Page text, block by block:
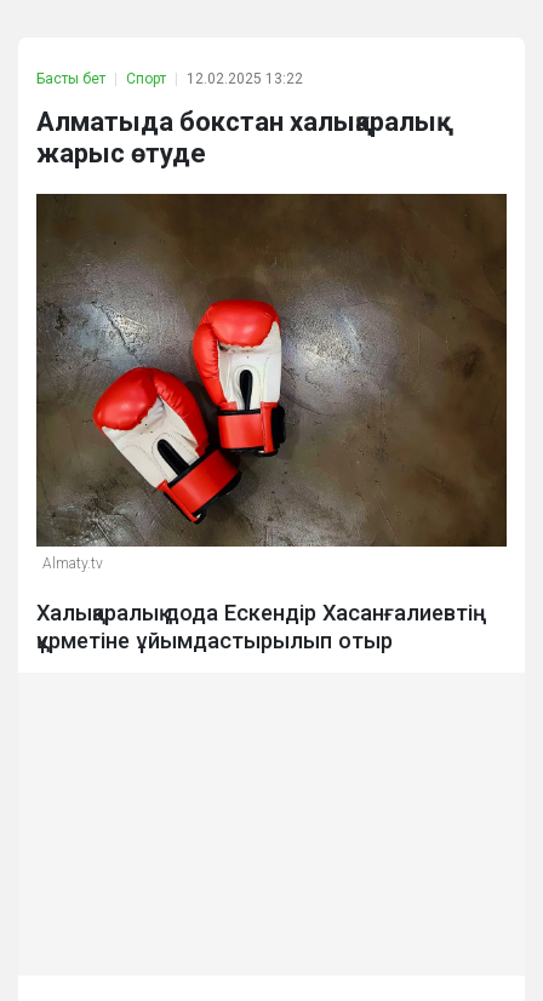
Басты бет Спорт 12.02.2025 13:22
Алматыда бокстан халықаралық
жарыс өтуде
Almaty.tv
Халықаралық дода Ескендір Хасанғалиевтің
құрметіне ұйымдастырылып отыр